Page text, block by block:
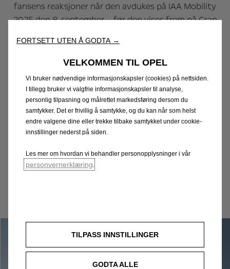
fansens reaksjoner når den avdukes på IAA Mobility
2025 den 8. september – før den vises frem på Gran
Kazunori Yamauchi, CEO i Polyphony Digital og
produsent av Gran Turismo-serien
Gran Turismo 7: TM & © 2025 Sony Interactive Entertainment Inc.
Developed by Polyphony Digital Inc. Captured on PS5®.
FORTSETT UTEN Å GODTA →
VELKOMMEN TIL OPEL
Vi bruker nødvendige informasjonskapsler (cookies) på nettsiden.
I tillegg bruker vi valgfrie informasjonskapsler til analyse,
personlig tilpasning og målrettet markedsføring dersom du
samtykker. Det er frivillig å samtykke, og du kan når som helst
endre valgene dine eller trekke tilbake samtykket under cookie-
innstillinger nederst på siden.
Les mer om hvordan vi behandler personopplysninger i vår
personvernerklæring
TILPASS INNSTILLINGER
GODTA ALLE